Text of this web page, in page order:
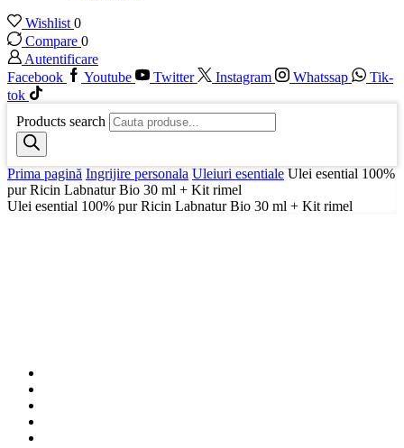
Wishlist 0
Compare 0
Autentificare
Facebook
Youtube Twitter Instagram Whatssap
Tik-
tok
Products search
Prima pagină Ingrijire personala Uleiuri esentiale Ulei esential 100%
pur Ricin Labnatur Bio 30 ml + Kit rimel
Ulei esential 100% pur Ricin Labnatur Bio 30 ml + Kit rimel